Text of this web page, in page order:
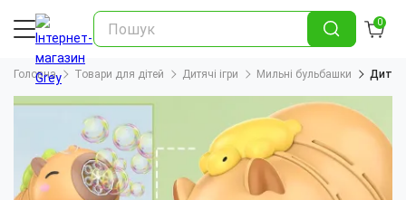
0
Головна Товари для дітей Дитячі ігри Мильні бульбашки